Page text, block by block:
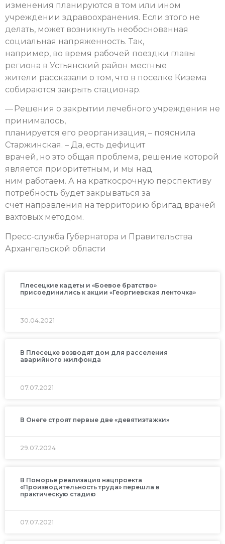
изменения планируются в том или ином
учреждении здравоохранения. Если этого не
делать, может возникнуть необоснованная
социальная напряженность. Так,
например, во время рабочей поездки главы
региона в Устьянский район местные
жители рассказали о том, что в поселке Кизема
собираются закрыть стационар.
— Решения о закрытии лечебного учреждения не
принималось,
планируется его реорганизация, – пояснила
Старжинская. – Да, есть дефицит
врачей, но это общая проблема, решение которой
является приоритетным, и мы над
ним работаем. А на краткосрочную перспективу
потребность будет закрываться за
счет направления на территорию бригад врачей
вахтовых методом.
Пресс-служба Губернатора и Правительства
Архангельской области
Плесецкие кадеты и «Боевое братство»
присоединились к акции «Георгиевская ленточка»
30.04.2021
В Плесецке возводят дом для расселения
аварийного жилфонда
07.07.2021
В Онеге строят первые две «девятиэтажки»
29.07.2024
В Поморье реализация нацпроекта
«Производительность труда» перешла в
практическую стадию
07.07.2021